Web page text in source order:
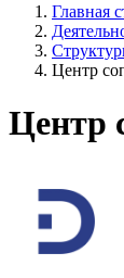
Главная
Центр
Центр